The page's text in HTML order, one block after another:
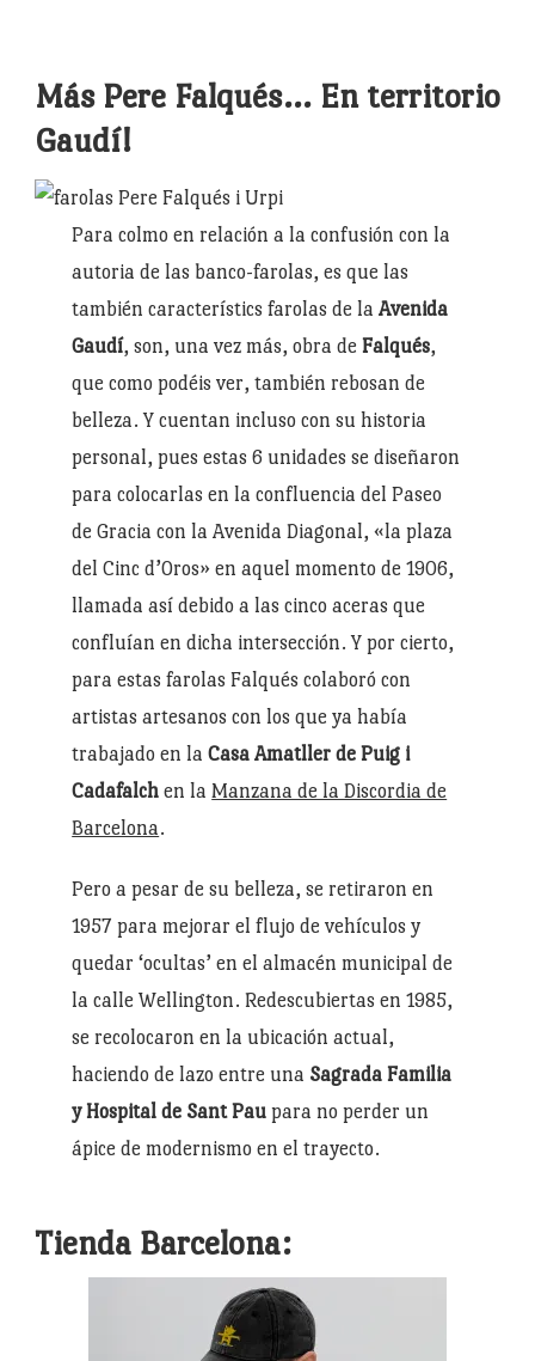
Más Pere Falqués… En territorio
Gaudí!
Para colmo en relación a la confusión con la
autoria de las banco-farolas, es que las
también característics farolas de laAvenida
Gaudí, son, una vez más, obra deFalqués,
que como podéis ver, también rebosan de
belleza. Y cuentan incluso con su historia
personal, pues estas 6 unidades se diseñaron
para colocarlas en la confluencia del Paseo
de Gracia con la Avenida Diagonal, «la plaza
del Cinc d’Oros» en aquel momento de 1906,
llamada así debido a las cinco aceras que
confluían en dicha intersección. Y por cierto,
para estas farolas Falqués colaboró con
artistas artesanos con los que ya había
trabajado en laCasa Amatller de Puig i
Cadafalch en laManzana de la Discordia de
Barcelona.
Pero a pesar de su belleza, se retiraron en
1957 para mejorar el flujo de vehículos y
quedar ‘ocultas’ en el almacén municipal de
la calle Wellington. Redescubiertas en 1985,
se recolocaron en la ubicación actual,
haciendo de lazo entre una Sagrada Familia
y Hospital de Sant Pau para no perder un
ápice de modernismo en el trayecto.
Tienda Barcelona: